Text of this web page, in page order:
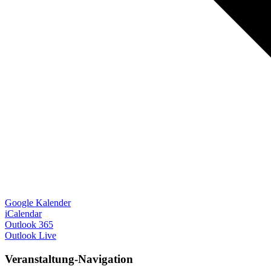
Google Kalender
iCalendar
Outlook 365
Outlook Live
Veranstaltung-Navigation